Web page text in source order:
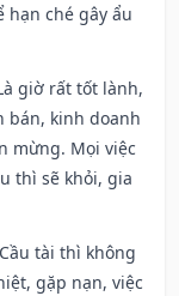
ché gây ẩu
giờ rất tốt lành,
bán, kinh doanh
mừng. Mọi việc
thì sẽ khỏi, gia
Cầu tài thì không
gặp nạn, việc